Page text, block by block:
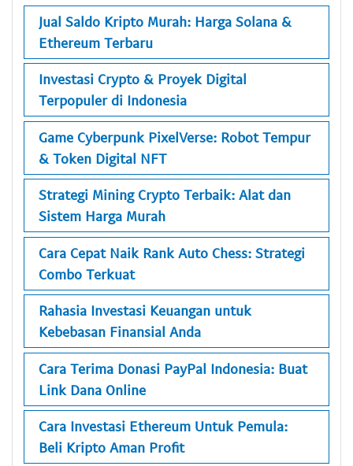
Jual Saldo Kripto Murah: Harga Solana &
Ethereum Terbaru
Investasi Crypto & Proyek Digital
Terpopuler di Indonesia
Game Cyberpunk PixelVerse: Robot Tempur
& Token Digital NFT
Strategi Mining Crypto Terbaik: Alat dan
Sistem Harga Murah
Cara Cepat Naik Rank Auto Chess: Strategi
Combo Terkuat
Rahasia Investasi Keuangan untuk
Kebebasan Finansial Anda
Cara Terima Donasi PayPal Indonesia: Buat
Link Dana Online
Cara Investasi Ethereum Untuk Pemula:
Beli Kripto Aman Profit